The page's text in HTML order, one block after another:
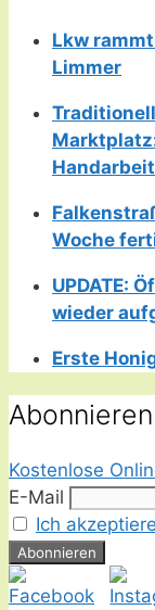
Lkw
Limmer
Handarbeit
Woche
UPDATE:
wieder
Erste
Abonnieren
Kostenlose
E-Mail
Ich